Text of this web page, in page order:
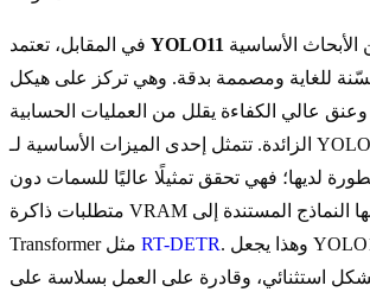
YOLO11
للغاية ومصممة بدقة. وهي تركز على هيكل
عالي الكفاءة يقلل من العمليات الحسابية
الزائدة. تتمثل إحدى الميزات الأساسية لـ YOLO11 في كفاءة
لديها؛ فهي تحقق تمثيلًا عاليًا للسمات دون
متطلبات ذاكرة VRAM العالية التي تشتهر بها النماذج المستندة إلى
RT-DETR. وهذا يجعل YOLO11 متعددة
استثنائي، وقادرة على العمل بسلاسة على